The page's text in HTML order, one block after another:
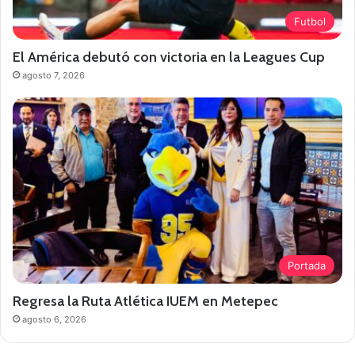
Futbol
El América debutó con victoria en la Leagues Cup
agosto 7, 2026
Portada
Regresa la Ruta Atlética IUEM en Metepec
agosto 6, 2026